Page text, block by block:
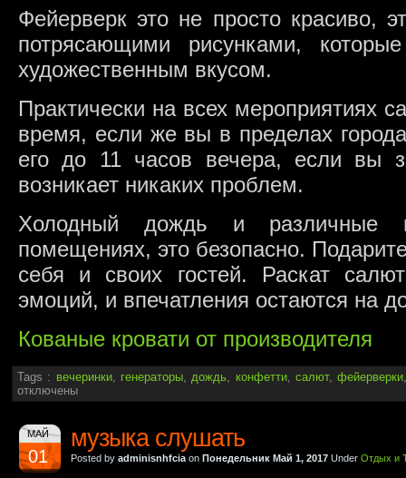
Фейерверк это не просто красиво,
потрясающими рисунками,
художественным вкусом.
Практически на всех мероприятиях
время, если же вы в пределах
его до 11 часов вечера, если вы
возникает никаких проблем.
Холодный дождь и различные
помещениях, это безопасно.
себя и своих гостей. Раскат
эмоций, и впечатления остаются на
Кованые кровати от производителя
Tags : вечеринки, генераторы,дождь, конфетти, салют,фейерверки
отключены
МАЙ
01
музыка слушать
Posted by adminisnhfcia on Понедельник Май 1, 2017 Under Отдых и